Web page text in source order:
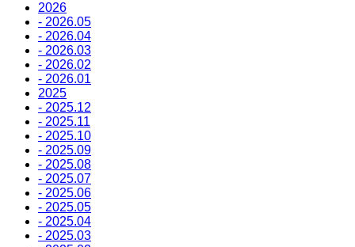
2026
- 2026.05
- 2026.04
- 2026.03
- 2026.02
- 2026.01
2025
- 2025.12
- 2025.11
- 2025.10
- 2025.09
- 2025.08
- 2025.07
- 2025.06
- 2025.05
- 2025.04
- 2025.03